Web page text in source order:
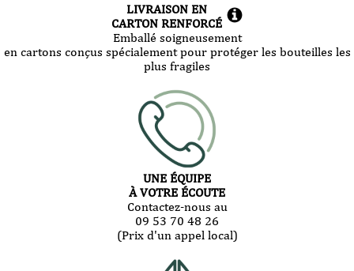
LIVRAISON EN
CARTON RENFORCÉ
Emballé soigneusement
en cartons conçus spécialement pour protéger les bouteilles les
plus fragiles
UNE ÉQUIPE
À VOTRE ÉCOUTE
Contactez-nous au
09 53 70 48 26
(Prix d'un appel local)